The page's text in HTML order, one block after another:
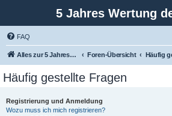
5 Jahres Wertung
FAQ
Alles zur 5 Jahreswertung / Tabelle der UEFA mit vielen Statistiken. Foren-Übersicht Häufig
Häufig gestellte Fragen
Registrierung und Anmeldung
Wozu muss ich mich registrieren?